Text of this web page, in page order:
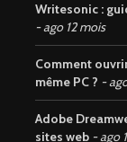
Writesonic :
ago 12 mois
Comment
même PC ?
Adobe
sites web
ago